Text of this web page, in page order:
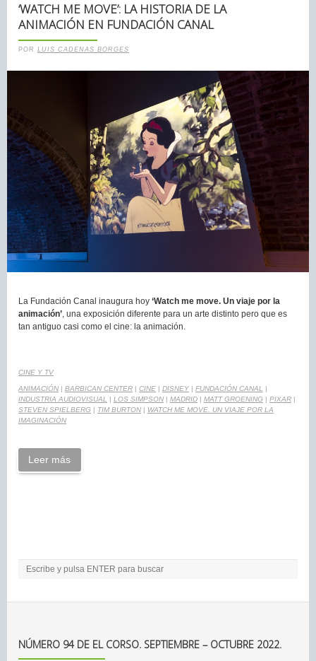
‘WATCH ME MOVE’: LA HISTORIA DE LA
ANIMACIÓN EN FUNDACIÓN CANAL
POR LUIS CADENAS BORGES
La Fundación Canal inaugura hoy ‘Watch me move. Un viaje por la
animación’, una exposición diferente para un arte distinto pero que es
tan antiguo casi como el cine: la animación.
CINE Y TV
ANIMACIÓN | BARBICAN CENTER | CINE | DISNEY | FUNDACIÓN CANAL
|
INDUSTRIA AUDIOVISUAL
| LOS SIMPSON | MADRID | MATT GROENING | PIXAR |
STEVEN SPIELBERG | TIM BURTON | WATCH ME MOVE. UN VIAJE POR LA
IMAGINACIÓN
Leer más
NÚMERO 94 DE EL CORSO. SEPTIEMBRE – OCTUBRE 2022.